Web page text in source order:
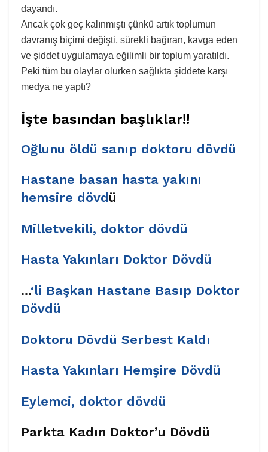
dayandı.
Ancak çok geç kalınmıştı çünkü artık toplumun
davranış biçimi değişti, sürekli bağıran, kavga eden
ve şiddet uygulamaya eğilimli bir toplum yaratıldı.
Peki tüm bu olaylar olurken sağlıkta şiddete karşı
medya ne yaptı?
İşte basından başlıklar!!
Oğlunu öldü sanıp doktoru dövdü
Hastane basan hasta yakını
hemsire dövdü
Milletvekili, doktor dövdü
Hasta Yakınları Doktor Dövdü
…‘li Başkan Hastane Basıp Doktor
Dövdü
Doktoru Dövdü Serbest Kaldı
Hasta Yakınları Hemşire Dövdü
Eylemci, doktor dövdü
Parkta Kadın Doktor’u Dövdü